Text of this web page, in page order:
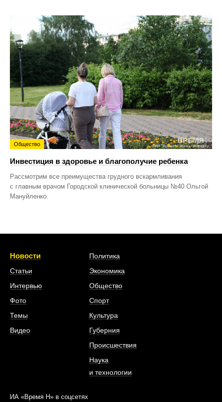
Общество
Инвестиция в здоровье и благополучие ребенка
Рассмотрим все преимущества грудного вскармливания
с главным врачом Городской клинической больницы №40 Ольгой
Мануйленко.
Новости
Статьи
Интервью
Фото
Темы
Видео
Политика
Экономика
Общество
Спорт
Культура
Губерния
Происшествия
Наука
и технологии
ИА «Время Н» в соцсетях